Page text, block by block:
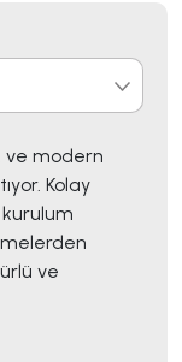
ve modern
Kolay
ve